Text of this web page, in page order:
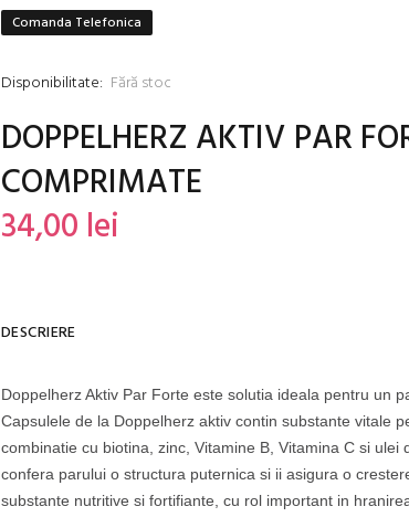
Comanda Telefonica
Disponibilitate: Fără stoc
DOPPELHERZ AKTIV PAR
COMPRIMATE
34,00 lei
DESCRIERE
Doppelherz Aktiv Par Forte este solutia ideala pentru un
Capsulele de la Doppelherz aktiv contin substante vitale
combinatie cu biotina, zinc, Vitamine B, Vitamina C si ulei
confera parului o structura puternica si ii asigura o
substante nutritive si fortifiante, cu rol important in